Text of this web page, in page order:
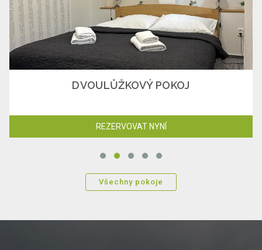
DVOULŮŽKOVÝ POKOJ
REZERVOVAT NYNÍ
Všechny pokoje